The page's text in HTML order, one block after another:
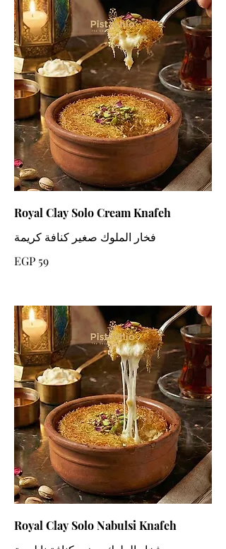
Royal Clay Solo Cream Knafeh
فخار الملوك صغير كنافة كريمة
EGP 59
Royal Clay Solo Nabulsi Knafeh